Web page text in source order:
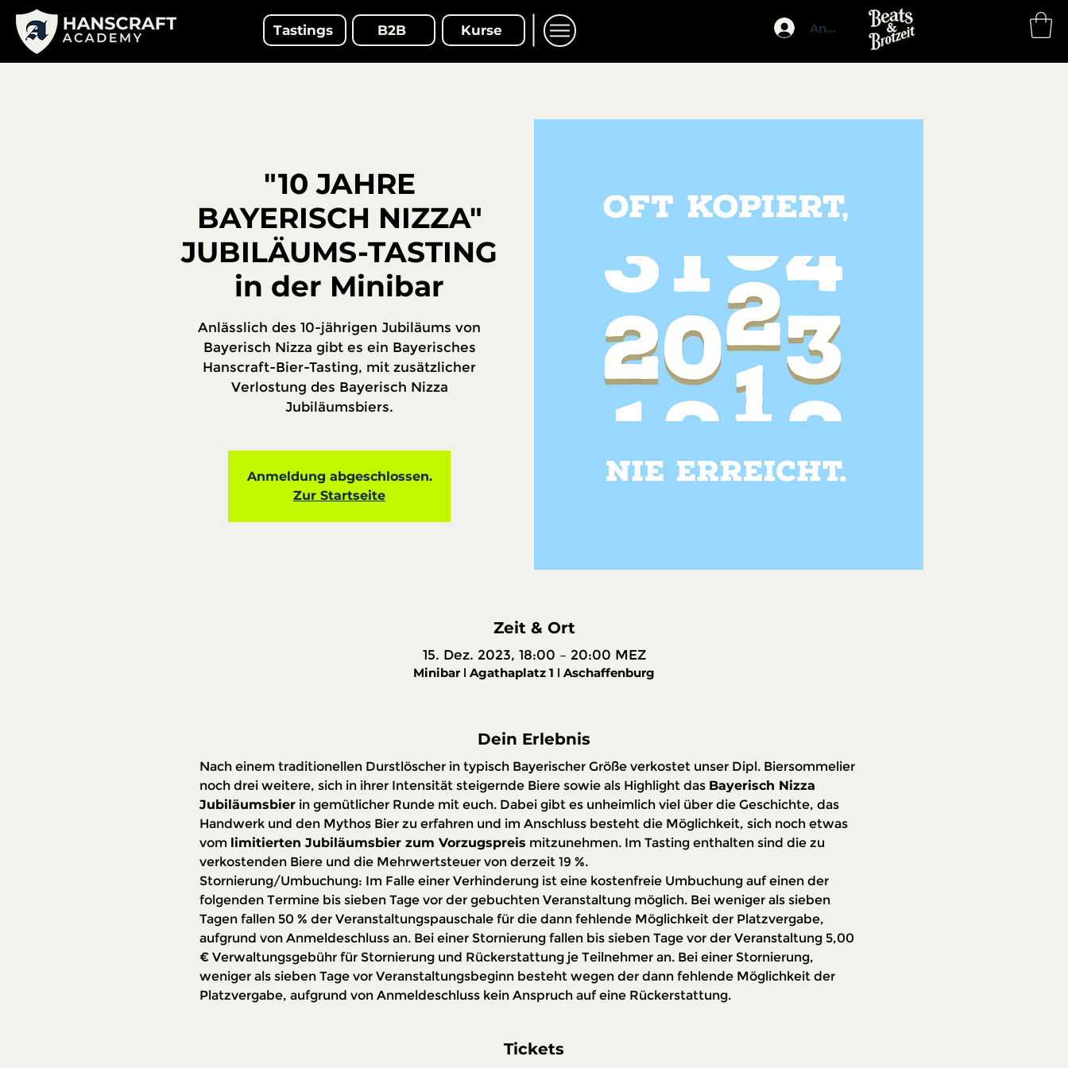
Kurse
Tastings B2B Anmelden
"10 JAHRE
BAYERISCH NIZZA"
JUBILÄUMS-TASTING
in der Minibar
Anlässlich des 10-jährigen Jubiläums von
Bayerisch Nizza gibt es ein Bayerisches
Hanscraft-Bier-Tasting, mit zusätzlicher
Verlostung des Bayerisch Nizza
Jubiläumsbiers.
Anmeldung abgeschlossen.
Zur Startseite
Zeit & Ort
15. Dez. 2023, 18:00 – 20:00 MEZ
Minibar ǀ Agathaplatz 1 ǀ Aschaffenburg
Dein Erlebnis
Nach einem traditionellen Durstlöscher in typisch Bayerischer Größe verkostet unser Dipl. Biersommelier
noch drei weitere, sich in ihrer Intensität steigernde Biere sowie als Highlight das Bayerisch Nizza
Jubiläumsbier in gemütlicher Runde mit euch. Dabei gibt es unheimlich viel über die Geschichte, das
Handwerk und den Mythos Bier zu erfahren und im Anschluss besteht die Möglichkeit, sich noch etwas
vom limitierten Jubiläumsbier zum Vorzugspreis mitzunehmen. Im Tasting enthalten sind die zu
verkostenden Biere und die Mehrwertsteuer von derzeit 19 %.
Stornierung/Umbuchung: Im Falle einer Verhinderung ist eine kostenfreie Umbuchung auf einen der
folgenden Termine bis sieben Tage vor der gebuchten Veranstaltung möglich. Bei weniger als sieben
Tagen fallen 50 % der Veranstaltungspauschale für die dann fehlende Möglichkeit der Platzvergabe,
aufgrund von Anmeldeschluss an. Bei einer Stornierung fallen bis sieben Tage vor der Veranstaltung 5,00
€ Verwaltungsgebühr für Stornierung und Rückerstattung je Teilnehmer an. Bei einer Stornierung,
weniger als sieben Tage vor Veranstaltungsbeginn besteht wegen der dann fehlende Möglichkeit der
Platzvergabe, aufgrund von Anmeldeschluss kein Anspruch auf eine Rückerstattung.
Tickets